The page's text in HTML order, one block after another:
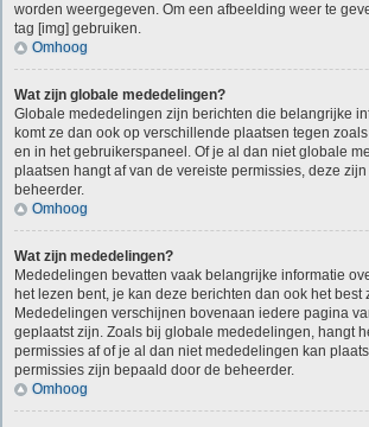
worden weergegeven. Om een afbeelding weer te
tag [img] gebruiken.
Omhoog
Wat zijn globale mededelingen?
Globale mededelingen zijn berichten die belangrijke
komt ze dan ook op verschillende plaatsen tegen
en in het gebruikerspaneel. Of je al dan niet globale
plaatsen hangt af van de vereiste permissies, deze
beheerder.
Omhoog
Wat zijn mededelingen?
Mededelingen bevatten vaak belangrijke informatie
het lezen bent, je kan deze berichten dan ook het
Mededelingen verschijnen bovenaan iedere pagina
geplaatst zijn. Zoals bij globale mededelingen, hangt
permissies af of je al dan niet mededelingen kan
permissies zijn bepaald door de beheerder.
Omhoog